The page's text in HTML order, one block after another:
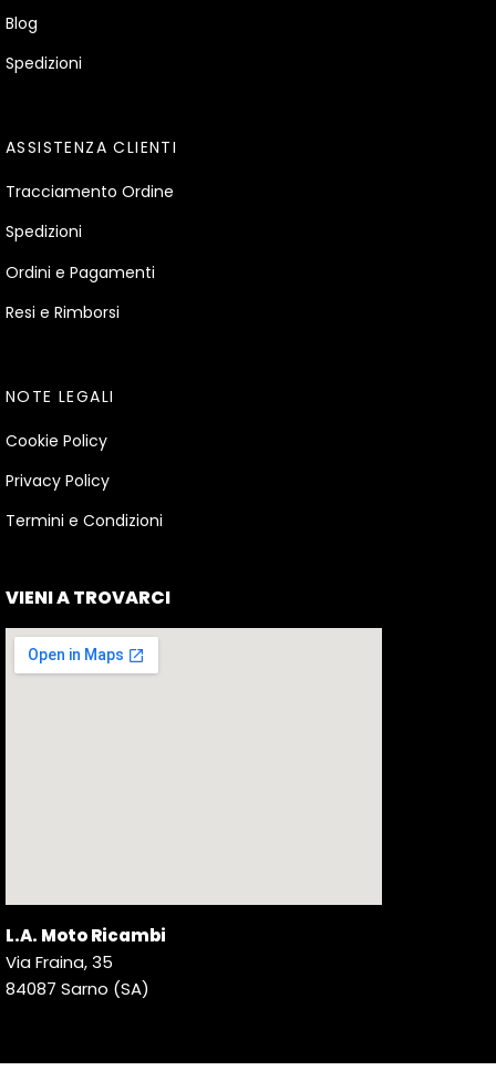
Blog
Spedizioni
ASSISTENZA CLIENTI
Tracciamento Ordine
Spedizioni
Ordini e Pagamenti
Resi e Rimborsi
NOTE LEGALI
Cookie Policy
Privacy Policy
Termini e Condizioni
VIENI A TROVARCI
L.A. Moto Ricambi
Via Fraina, 35
84087 Sarno (SA)